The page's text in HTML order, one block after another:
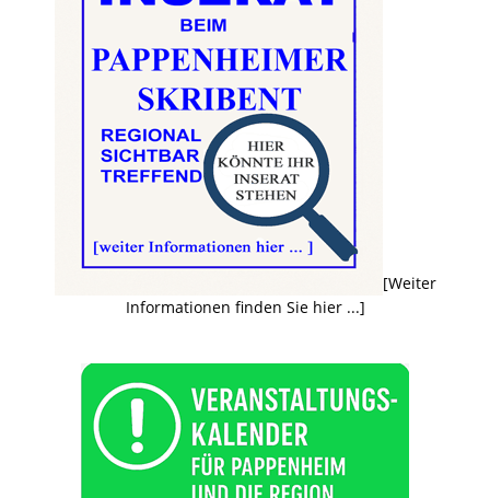
[Weiter
Informationen finden Sie hier ...]